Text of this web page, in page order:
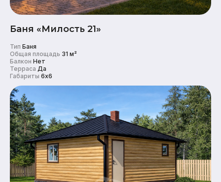
Баня «Милость 21»
Тип Баня
Общая площадь 31 м²
Балкон Нет
Терраса Да
Габариты 6x6